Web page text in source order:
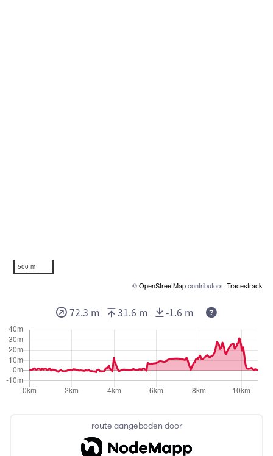
500 m
©OpenStreetMapcontributors, Tracestrack
route aangeboden door
72.3 m 31.6 m -1.6 m